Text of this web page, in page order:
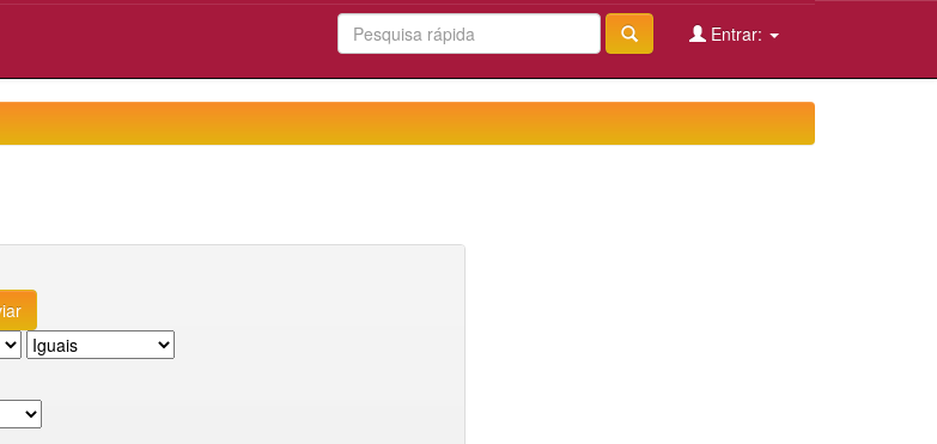
Entrar: